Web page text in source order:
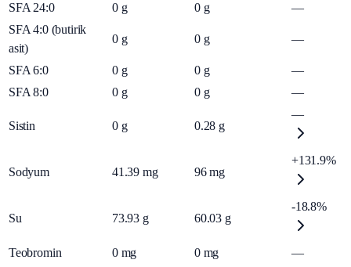
SFA 24:0
0 g 0 g
—
SFA 4:0 (butirik
asit)
0 g 0 g —
SFA 6:0 0 g 0 g
—
SFA 8:0
0 g 0 g —
Sistin 0 g 0.28 g
—
Sodyum 41.39 mg 96 mg
+131.9%
Su 73.93 g 60.03 g
-18.8%
Teobromin 0 mg 0 mg —